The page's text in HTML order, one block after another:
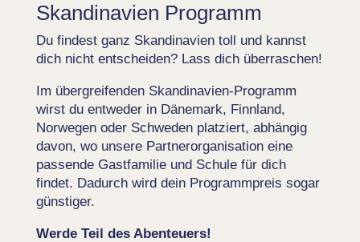
Skandinavien Programm
Du findest ganz Skandinavien toll und kannst
dich nicht entscheiden? Lass dich überraschen!
Im übergreifenden Skandinavien-Programm
wirst du entweder in Dänemark, Finnland,
Norwegen oder Schweden platziert, abhängig
davon, wo unsere Partnerorganisation eine
passende Gastfamilie und Schule für dich
findet. Dadurch wird dein Programmpreis sogar
günstiger.
Werde Teil des Abenteuers!